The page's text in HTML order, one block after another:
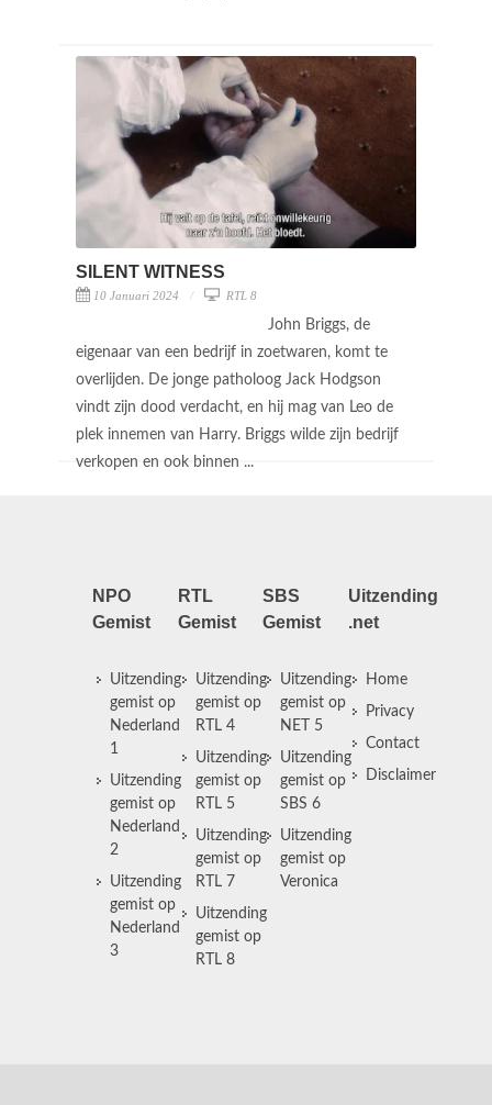
SILENT WITNESS
10 Januari 2024 RTL 8
John Briggs, de
eigenaar van een bedrijf in zoetwaren, komt te
overlijden. De jonge patholoog Jack Hodgson
vindt zijn dood verdacht, en hij mag van Leo de
plek innemen van Harry. Briggs wilde zijn bedrijf
verkopen en ook binnen ...
NPO
Gemist
Uitzending
gemist op
Nederland
1
Uitzending
gemist op
Nederland
2
Uitzending
gemist op
Nederland
3
RTL
Gemist
Uitzending
gemist op
RTL 4
Uitzending
gemist op
RTL 5
Uitzending
gemist op
RTL 7
Uitzending
gemist op
RTL 8
SBS
Gemist
Uitzending
gemist op
NET 5
Uitzending
gemist op
SBS 6
Uitzending
gemist op
Veronica
Uitzending
.net
Home
Privacy
Contact
Disclaimer